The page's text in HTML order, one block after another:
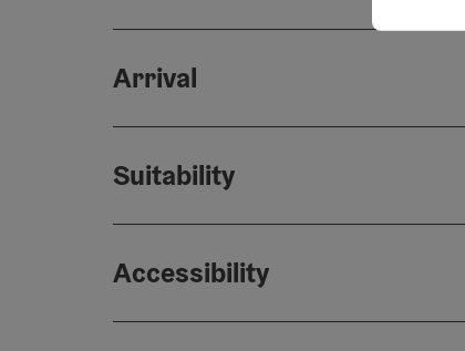
Arrival
Suitability
Accessibility